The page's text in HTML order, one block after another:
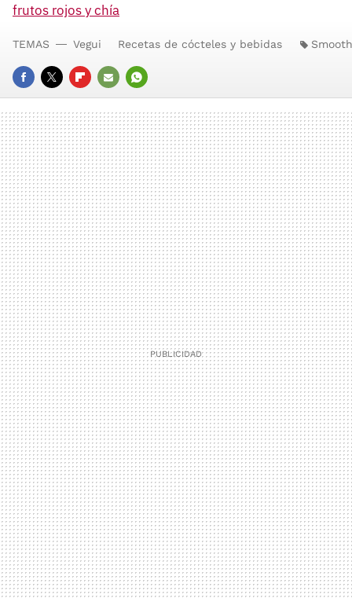
frutos rojos y chía
FACEBOOK
TWITTERFLIPBOARD
E-
MAIL
WHATSAPP
TEMAS Vegui Recetas de cócteles y bebidas